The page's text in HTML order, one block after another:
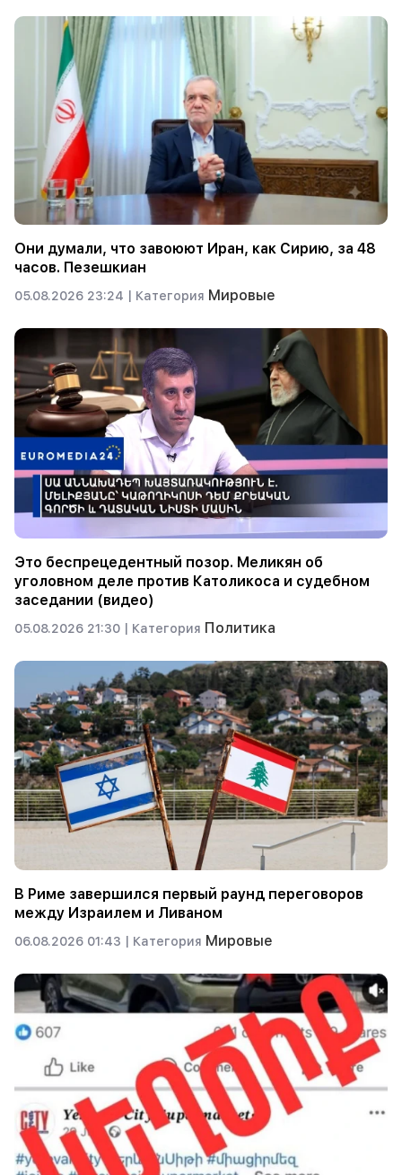
Они думали, что завоюют Иран, как Сирию, за 48
часов. Пезешкиан
05.08.2026 23:24 | Категория Мировые
Это беспрецедентный позор. Меликян об
уголовном деле против Католикоса и судебном
заседании (видео)
05.08.2026 21:30 | Категория Политика
В Риме завершился первый раунд переговоров
между Израилем и Ливаном
06.08.2026 01:43 | Категория Мировые